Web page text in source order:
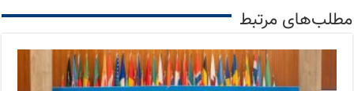
مطلب‌های مرتبط